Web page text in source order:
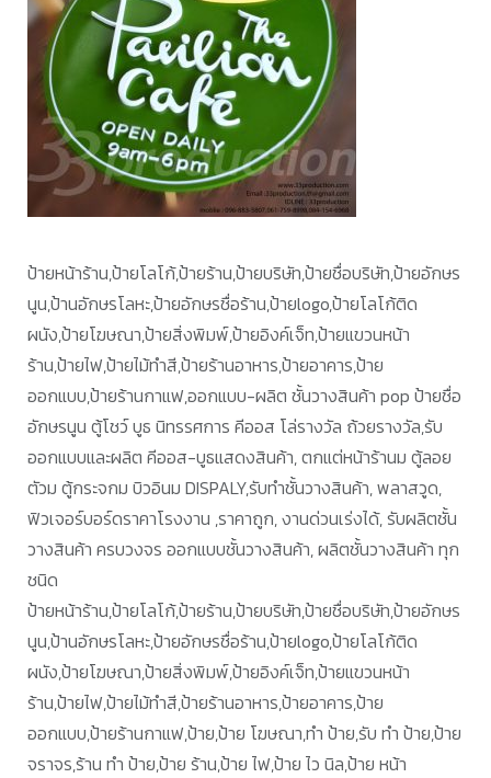
ป้ายหน้าร้าน,ป้ายโลโก้,ป้ายร้าน,ป้ายบริษัท,ป้ายชื่อบริษัท,ป้ายอักษร
นูน,ป้านอักษรโลหะ,ป้ายอักษรชื่อร้าน,ป้ายlogo,ป้ายโลโก้ติด
ผนัง,ป้ายโฆษณา,ป้ายสิ่งพิมพ์,ป้ายอิงค์เจ็ท,ป้ายแขวนหน้า
ร้าน,ป้ายไฟ,ป้ายไม้ทำสี,ป้ายร้านอาหาร,ป้ายอาคาร,ป้าย
ออกแบบ,ป้ายร้านกาแฟ,ออกแบบ-ผลิต ชั้นวางสินค้า pop ป้ายชื่อ
อักษรนูน ตู้โชว์ บูธ นิทรรศการ คีออส โล่รางวัล ถ้วยรางวัล,รับ
ออกแบบและผลิต คีออส-บูธแสดงสินค้า, ตกแต่หน้าร้านม ตู้ลอย
ตัวม ตู้กระจกม บิวอินม DISPALY,รับทำชั้นวางสินค้า, พลาสวูด,
ฟิวเจอร์บอร์ดราคาโรงงาน ,ราคาถูก, งานด่วนเร่งได้, รับผลิตชั้น
วางสินค้า ครบวงจร ออกแบบชั้นวางสินค้า, ผลิตชั้นวางสินค้า ทุก
ชนิด
ป้ายหน้าร้าน,ป้ายโลโก้,ป้ายร้าน,ป้ายบริษัท,ป้ายชื่อบริษัท,ป้ายอักษร
นูน,ป้านอักษรโลหะ,ป้ายอักษรชื่อร้าน,ป้ายlogo,ป้ายโลโก้ติด
ผนัง,ป้ายโฆษณา,ป้ายสิ่งพิมพ์,ป้ายอิงค์เจ็ท,ป้ายแขวนหน้า
ร้าน,ป้ายไฟ,ป้ายไม้ทำสี,ป้ายร้านอาหาร,ป้ายอาคาร,ป้าย
ออกแบบ,ป้ายร้านกาแฟ,ป้าย,ป้าย โฆษณา,ทำ ป้าย,รับ ทำ ป้าย,ป้าย
จราจร,ร้าน ทำ ป้าย,ป้าย ร้าน,ป้าย ไฟ,ป้าย ไว นิล,ป้าย หน้า